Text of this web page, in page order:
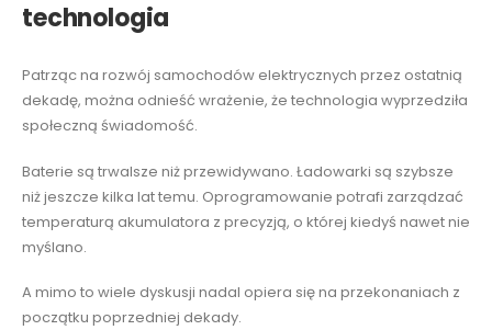
technologia
Patrząc na rozwój samochodów elektrycznych przez ostatnią
dekadę, można odnieść wrażenie, że technologia wyprzedziła
społeczną świadomość.
Baterie są trwalsze niż przewidywano. Ładowarki są szybsze
niż jeszcze kilka lat temu. Oprogramowanie potrafi zarządzać
temperaturą akumulatora z precyzją, o której kiedyś nawet nie
myślano.
A mimo to wiele dyskusji nadal opiera się na przekonaniach z
początku poprzedniej dekady.